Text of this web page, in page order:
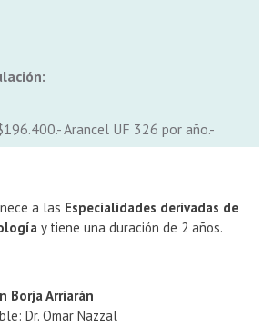
Arancel UF 326 por año.-
a las Especialidades derivadas de
y tiene una duración de 2 años.
Borja Arriarán
Dr. Omar Nazzal